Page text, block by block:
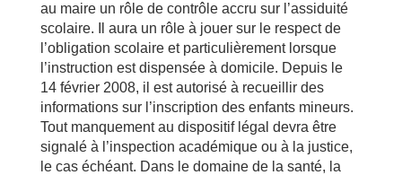
au maire un rôle de contrôle accru sur l’assiduité
scolaire. Il aura un rôle à jouer sur le respect de
l’obligation scolaire et particulièrement lorsque
l’instruction est dispensée à domicile. Depuis le
14 février 2008, il est autorisé à recueillir des
informations sur l’inscription des enfants mineurs.
Tout manquement au dispositif légal devra être
signalé à l’inspection académique ou à la justice,
le cas échéant. Dans le domaine de la santé, la